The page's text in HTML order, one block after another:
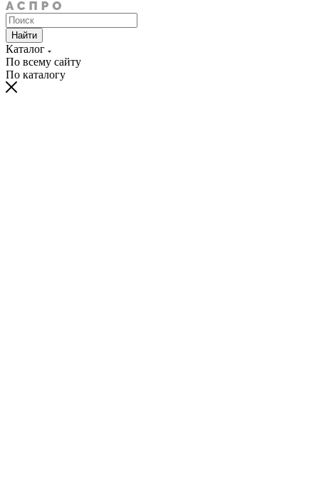
Найти
Каталог
По всему сайту
По каталогу